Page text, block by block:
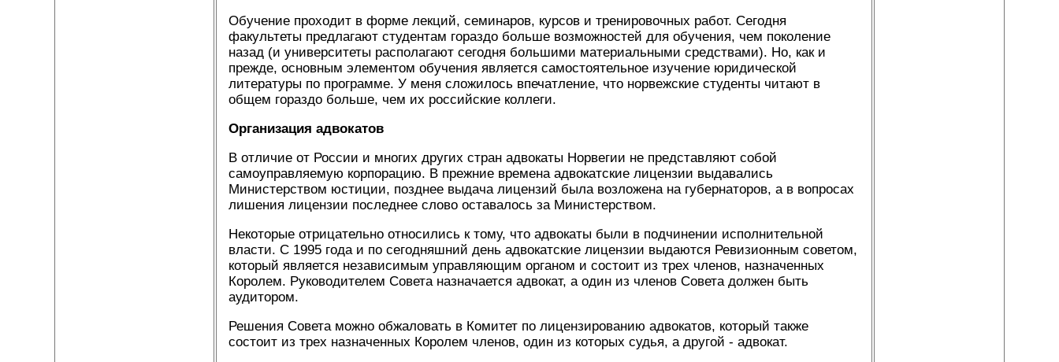
Обучение проходит в форме лекций, семинаров, курсов и тренировочных работ. Сегодня
факультеты предлагают студентам гораздо больше возможностей для обучения, чем поколение
назад (и университеты располагают сегодня большими материальными средствами). Но, как и
прежде, основным элементом обучения является самостоятельное изучение юридической
литературы по программе. У меня сложилось впечатление, что норвежские студенты читают в
общем гораздо больше, чем их российские коллеги.
Организация адвокатов
В отличие от России и многих других стран адвокаты Норвегии не представляют собой
самоуправляемую корпорацию. В прежние времена адвокатские лицензии выдавались
Министерством юстиции, позднее выдача лицензий была возложена на губернаторов, а в вопросах
лишения лицензии последнее слово оставалось за Министерством.
Некоторые отрицательно относились к тому, что адвокаты были в подчинении исполнительной
власти. С 1995 года и по сегодняшний день адвокатские лицензии выдаются Ревизионным советом,
который является независимым управляющим органом и состоит из трех членов, назначенных
Королем. Руководителем Совета назначается адвокат, а один из членов Совета должен быть
аудитором.
Решения Совета можно обжаловать в Комитет по лицензированию адвокатов, который также
состоит из трех назначенных Королем членов, один из которых судья, а другой - адвокат.